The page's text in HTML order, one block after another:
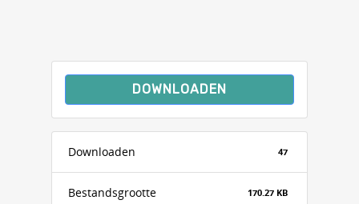
DOWNLOADEN
Downloaden 47
Bestandsgrootte 170.27 KB